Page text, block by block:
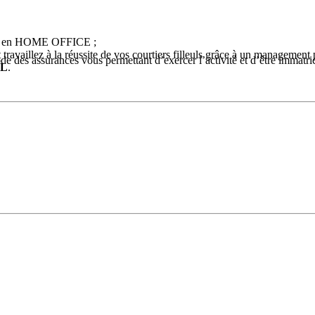
en HOME OFFICE ;
à la réussite de vos courtiers filleuls grâce à un
.
de vos clients et dans l’application d’un savoir-faire éprouvé
qui vous permet de développer et manager un réseau de filleuls
des assurances vous permettant d’exercer l’activité et d’être